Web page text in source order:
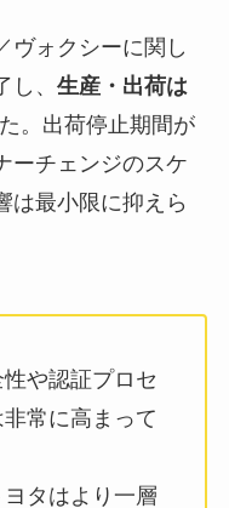
ヴォクシーに関し
、 生産・出荷は
。出荷停止期間が
ーチェンジのスケ
は最小限に抑えら
や認証プロセ
常に高まって
タはより一層